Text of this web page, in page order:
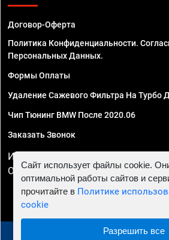
Договор-Оферта
Политика Конфиденциальности.
Персональных Данных.
Формы Оплаты
Удаление Сажевого Фильтра На Турбо
Чип Тюнинг BMW После 2020.06
Заказать Звонок
ИП Смирнов Георгий Павлович.
ОГРНИП 324470400032610
© 2010 - 2026 Чип тюнинг в Перми
Сайт использует файлы cookie.
оптимальной работы сайтов и
прочитайте в Политике
cookie
Разрешить все